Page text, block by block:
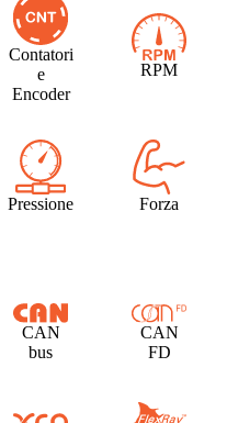
Contatori
e
Encoder
RPM
Pressione Forza
CAN
bus
CAN
FD